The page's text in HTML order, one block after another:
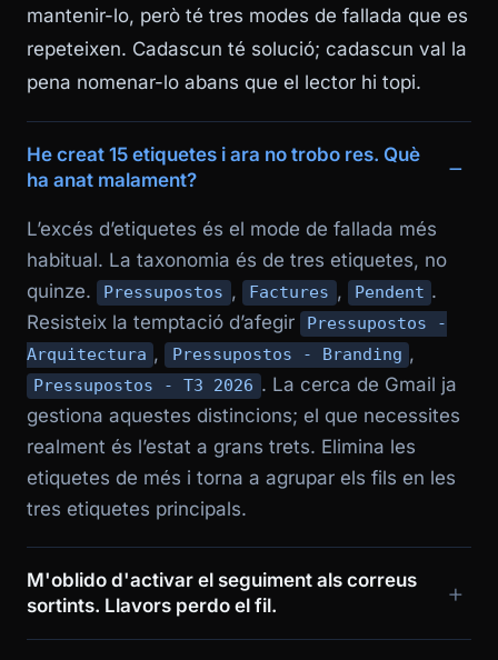
mantenir-lo, però té tres modes de fallada que es
repeteixen. Cadascun té solució; cadascun val la
pena nomenar-lo abans que el lector hi topi.
He creat 15 etiquetes i ara no trobo res. Què
ha anat malament?
L’excés d’etiquetes és el mode de fallada més
habitual. La taxonomia és de tres etiquetes, no
quinze.
Pressupostos , Factures , Pendent .
Resisteix la temptació d’afegir
Pressupostos -
Arquitectura , Pressupostos - Branding ,
Pressupostos - T3 2026 . La cerca de Gmail ja
gestiona aquestes distincions; el que necessites
realment és l’estat a grans trets. Elimina les
etiquetes de més i torna a agrupar els fils en les
tres etiquetes principals.
M'oblido d'activar el seguiment als correus
sortints. Llavors perdo el fil.